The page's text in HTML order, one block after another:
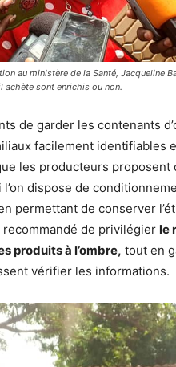
au ministère de la Santé, Jacqueline
achète sont enrichis ou non.
de garder les contenants
facilement identifiables
les producteurs
dispose de
permettant de conserver
de privilégier le
produits à l’ombre, tout en
vérifier les informations.